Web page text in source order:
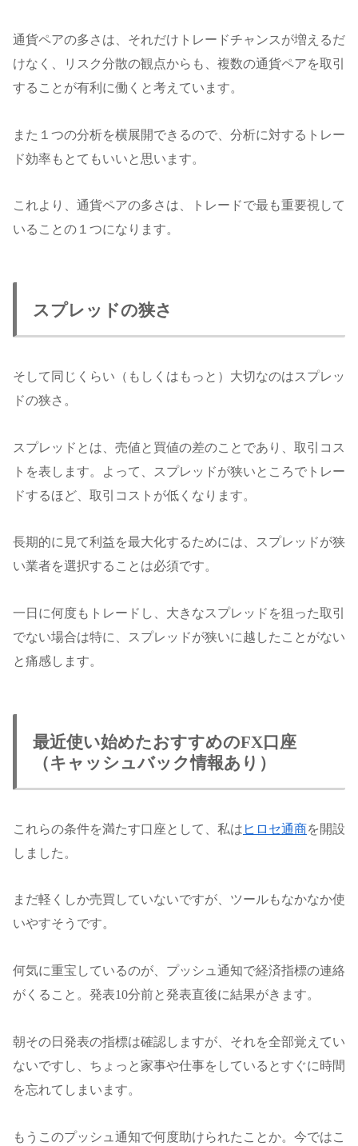
通貨ペアの多さは、それだけトレードチャンスが増えるだ
けなく、リスク分散の観点からも、複数の通貨ペアを取引
することが有利に働くと考えています。
また１つの分析を横展開できるので、分析に対するトレー
ド効率もとてもいいと思います。
これより、通貨ペアの多さは、トレードで最も重要視して
いることの１つになります。
スプレッドの狭さ
そして同じくらい（もしくはもっと）大切なのはスプレッ
ドの狭さ。
スプレッドとは、売値と買値の差のことであり、取引コス
トを表します。よって、スプレッドが狭いところでトレー
ドするほど、取引コストが低くなります。
長期的に見て利益を最大化するためには、スプレッドが狭
い業者を選択することは必須です。
一日に何度もトレードし、大きなスプレッドを狙った取引
でない場合は特に、スプレッドが狭いに越したことがない
と痛感します。
最近使い始めたおすすめのFX口座
（キャッシュバック情報あり）
これらの条件を満たす口座として、私は ヒロセ通商を開設
しました。
まだ軽くしか売買していないですが、ツールもなかなか使
いやすそうです。
何気に重宝しているのが、プッシュ通知で経済指標の連絡
がくること。発表10分前と発表直後に結果がきます。
朝その日発表の指標は確認しますが、それを全部覚えてい
ないですし、ちょっと家事や仕事をしているとすぐに時間
を忘れてしまいます。
もうこのプッシュ通知で何度助けられたことか。今ではこ